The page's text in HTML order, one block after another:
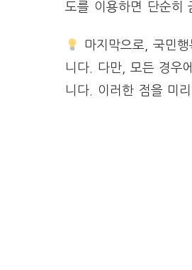
도를 이용하면 단순히
마지막으로, 국민
니다. 다만, 모든 경우
니다. 이러한 점을 미